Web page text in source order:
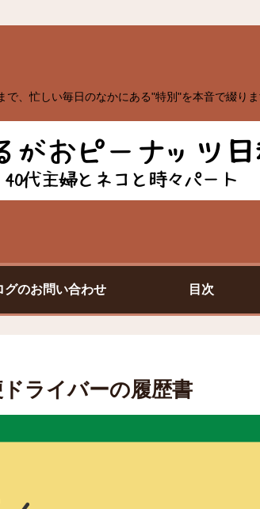
、忙しい毎日のなかにある"特別"を本音で綴り
グのお問い合わせ 目次
ライバーの履歴書